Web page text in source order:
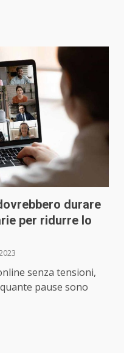
durare
per ridurre lo
senza tensioni,
pause sono